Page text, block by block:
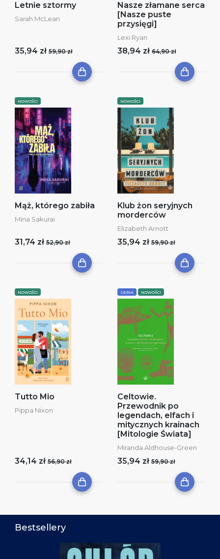
Letnie sztormy
Sarah McLean
35,94 zł 59,90 zł
Nasze złamane serca
[Nasze puste
przysięgi]
Lexi Ryan
38,94 zł 64,90 zł
NOWOŚCI
Mąż, którego zabiła
Mina Sakurai
31,74 zł 52,90 zł
NOWOŚCI
Klub żon seryjnych
morderców
Elizabeth Arnott
35,94 zł 59,90 zł
NOWOŚCI
Tutto Mio
Pippa Nixon
34,14 zł 56,90 zł
SERIA NOWOŚCI
Celtowie.
Przewodnik po
legendach, elfach i
mitycznych krainach
[Mitologie Świata]
Miranda Aldhouse-Green
35,94 zł 59,90 zł
Bestsellery